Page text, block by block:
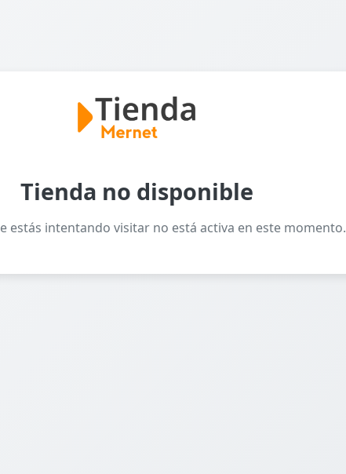
Tienda no disponible
estás intentando visitar no está activa en este momento.